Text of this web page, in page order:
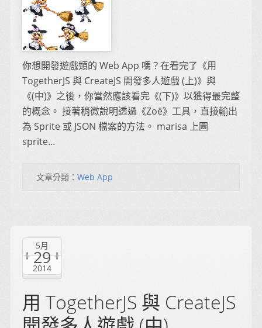
你想開發遊戲類的 Web App 嗎？在看完了《用
TogetherJS 與 CreateJS 開發多人遊戲 (上)》與
《(中)》之後，你當然應該看完《(下)》以獲得最完整
的概念。 接著稍微說明透過《Zoë》工具，直接輸出
為 Sprite 或 JSON 檔案的方法。 marisa 上圖
sprite...
文章分類： Web App
5月
29
2014
用 TogetherJS 與 CreateJS